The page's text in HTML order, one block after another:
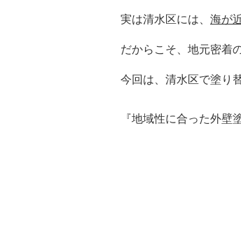
実は清水区には、 海が
だからこそ、地元密着
今回は、清水区で塗り
『地域性に合った外壁